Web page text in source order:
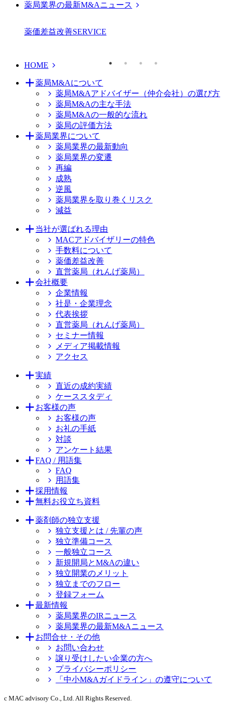
薬局業界の最新M&Aニュース
薬価差益改善SERVICE
HOME
薬局M&Aについて
薬局M&Aアドバイザー（仲介会社）の選び方
薬局M&Aの主な手法
薬局M&Aの一般的な流れ
薬局の評価方法
薬局業界について
薬局業界の最新動向
薬局業界の変遷
再編
成熟
逆風
薬局業界を取り巻くリスク
減益
当社が選ばれる理由
MACアドバイザリーの特色
手数料について
薬価差益改善
直営薬局（れんげ薬局）
会社概要
企業情報
社是・企業理念
代表挨拶
直営薬局（れんげ薬局）
セミナー情報
メディア掲載情報
アクセス
実績
直近の成約実績
ケーススタディ
お客様の声
お客様の声
お礼の手紙
対談
アンケート結果
FAQ / 用語集
FAQ
用語集
採用情報
無料お役立ち資料
薬剤師の独立支援
独立支援とは / 先輩の声
独立準備コース
一般独立コース
新規開局とM&Aの違い
独立開業のメリット
独立までのフロー
登録フォーム
最新情報
薬局業界のIRニュース
薬局業界の最新M&Aニュース
お問合せ・その他
お問い合わせ
譲り受けしたい企業の方へ
プライバシーポリシー
「中小M&Aガイドライン」の遵守について
c MAC advisory Co., Ltd. All Rights Reserved.